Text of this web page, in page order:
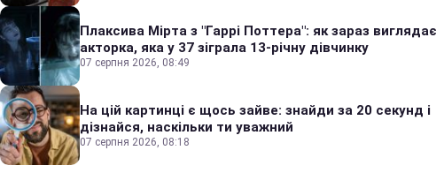
Плаксива Мірта з "Гаррі Поттера": як зараз виглядає
акторка, яка у 37 зіграла 13-річну дівчинку
07 серпня 2026, 08:49
На цій картинці є щось зайве: знайди за 20 секунд і
дізнайся, наскільки ти уважний
07 серпня 2026, 08:18